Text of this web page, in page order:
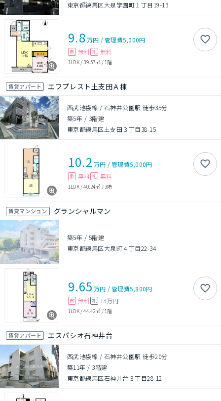
東京都練馬区大泉学園町１丁目19-13
9.8万円 /管理費5,000円
敷 無料 礼 無料
1LDK/39.57㎡ / 1階
賃貸アパート エフプレスト土支田Ａ棟
西武池袋線 / 石神井公園駅 徒歩35分
築5年 / 3階建
東京都練馬区土支田３丁目38-15
10.2 万円 /管理費5,000円
敷 無料 礼 無料
1LDK/40.24㎡ /3階
賃貸マンション グランシャルマン
築5年 / 5階建
東京都練馬区大泉町４丁目22-34
9.65 万円 /管理費5,800円
敷 無料 礼 13万円
1LDK/44.42㎡ / 1階
賃貸アパート エスパシオ石神井台
西武池袋線 / 石神井公園駅 徒歩20分
築11年 / 3階建
東京都練馬区石神井台３丁目28-12